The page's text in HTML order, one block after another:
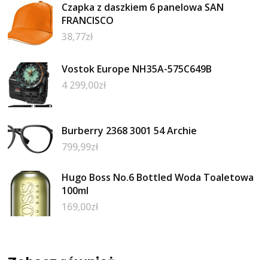
Czapka z daszkiem 6 panelowa SAN
FRANCISCO
38,77zł
Vostok Europe NH35A-575C649B
4 299,00zł
Burberry 2368 3001 54 Archie
799,99zł
Hugo Boss No.6 Bottled Woda Toaletowa
100ml
169,00zł